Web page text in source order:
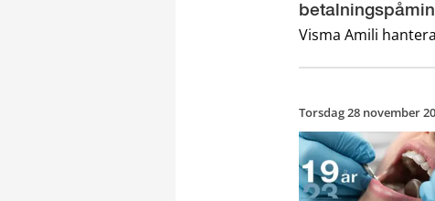
Visma Amili
Torsdag 28 november